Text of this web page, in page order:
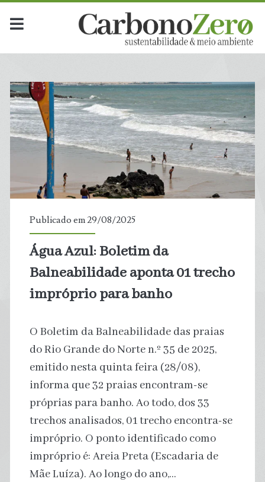
Dia:
<span>29
de
agosto
de
2025</span>
Publicado em 29/08/2025
Água Azul: Boletim da
Balneabilidade aponta 01 trecho
impróprio para banho
O Boletim da Balneabilidade das praias
do Rio Grande do Norte n.º 35 de 2025,
emitido nesta quinta feira (28/08),
informa que 32 praias encontram-se
próprias para banho. Ao todo, dos 33
trechos analisados, 01 trecho encontra-se
impróprio. O ponto identificado como
impróprio é: Areia Preta (Escadaria de
Mãe Luíza). Ao longo do ano,…